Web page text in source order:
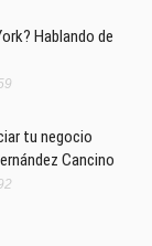
Hablando de
tu negocio
Cancino